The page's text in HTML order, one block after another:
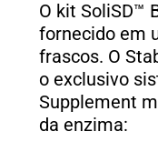
O kit SoliSD™
fornecido em
frascos. O
o exclusivo
Supplement
da enzima: